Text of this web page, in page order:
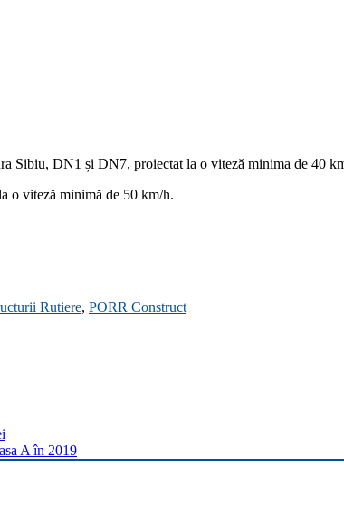
Sibiu, DN1 și DN7, proiectat la o viteză minima de 40
o viteză minimă de 50 km/h.
Rutiere, PORR Construct
A în 2019